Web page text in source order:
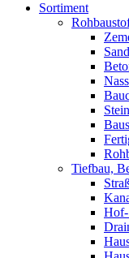
Sortiment
Tiefbau,
Hof-